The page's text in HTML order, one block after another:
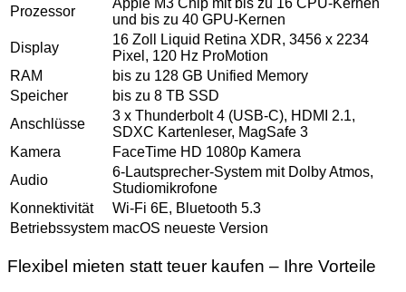
Prozessor
Apple M3 Chip mit bis zu 16 CPU-Kernen
und bis zu 40 GPU-Kernen
Display
16 Zoll Liquid Retina XDR, 3456 x 2234
Pixel, 120 Hz ProMotion
RAM
bis zu 128 GB Unified Memory
Speicher
bis zu 8 TB SSD
Anschlüsse
3 x Thunderbolt 4 (USB-C), HDMI 2.1,
SDXC Kartenleser, MagSafe 3
Kamera
FaceTime HD 1080p Kamera
Audio
6-Lautsprecher-System mit Dolby Atmos,
Studiomikrofone
Konnektivität
Wi-Fi 6E, Bluetooth 5.3
Betriebssystem macOS neueste Version
Flexibel mieten statt teuer kaufen – Ihre Vorteile